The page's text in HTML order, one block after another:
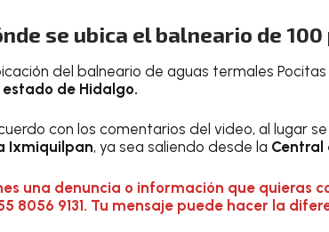
se ubica el balneario de 100
del balneario de aguas termales Pocitas
estado de Hidalgo.
con los comentarios del video, al lugar
Ixmiquilpan, ya sea saliendo desde la Central
una denuncia o información que quieras
8056 9131. Tu mensaje puede hacer la